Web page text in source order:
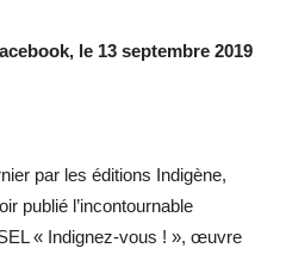
le 13 septembre 2019
par les éditions Indigène,
publié l’incontournable
« Indignez-vous ! », œuvre